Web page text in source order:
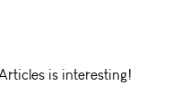
is interesting!